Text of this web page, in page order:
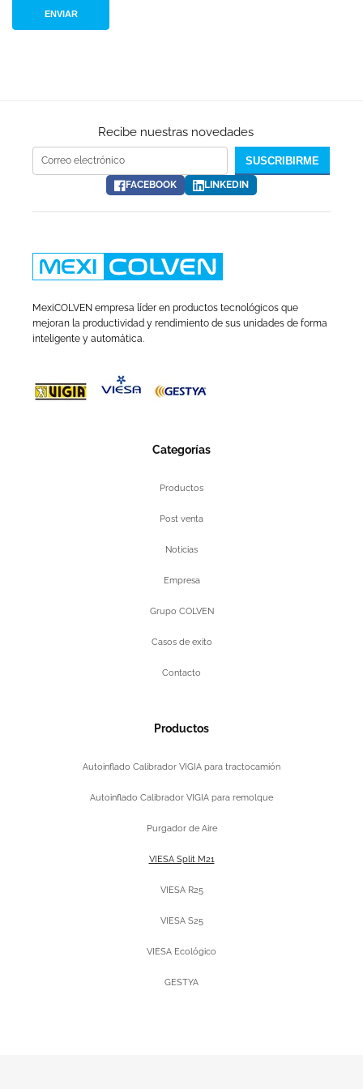
Recibe nuestras novedades
Correo electrónico SUSCRIBIRME
FACEBOOK LINKEDIN
MexiCOLVEN empresa líder en productos tecnológicos que
mejoran la productividad y rendimiento de sus unidades de forma
inteligente y automática.
Categorías
Productos
Post venta
Noticias
Empresa
Grupo COLVEN
Casos de exito
Contacto
Productos
Autoinflado Calibrador VIGIA para tractocamión
Autoinflado Calibrador VIGIA para remolque
Purgador de Aire
VIESA Split M21
VIESA R25
VIESA S25
VIESA Ecológico
GESTYA